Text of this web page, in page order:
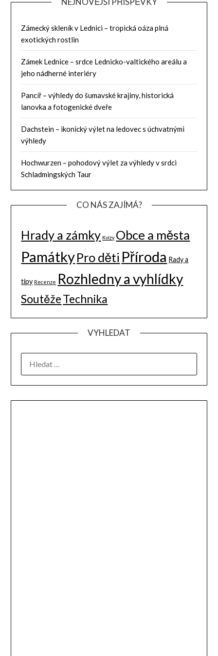
Zámecký skleník v Lednici – tropická oáza plná
exotických rostlin
Zámek Lednice – srdce Lednicko-valtického areálu a
jeho nádherné interiéry
Pancíř – výhledy do šumavské krajiny, historická
lanovka a fotogenické dveře
Dachstein – ikonický výlet na ledovec s úchvatnými
výhledy
Hochwurzen – pohodový výlet za výhledy v srdci
Schladmingských Taur
CO NÁS ZAJÍMÁ?
Hrady a zámky Kvízy Obce a města
PamátkyPro děti Příroda Rady a
tipy Recenze Rozhledny a vyhlídky
SoutěžeTechnika
VYHLEDAT